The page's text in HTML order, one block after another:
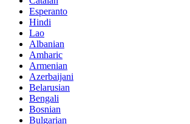
Esperanto
Hindi
Lao
Albanian
Amharic
Armenian
Azerbaijani
Belarusian
Bengali
Bosnian
Bulgarian